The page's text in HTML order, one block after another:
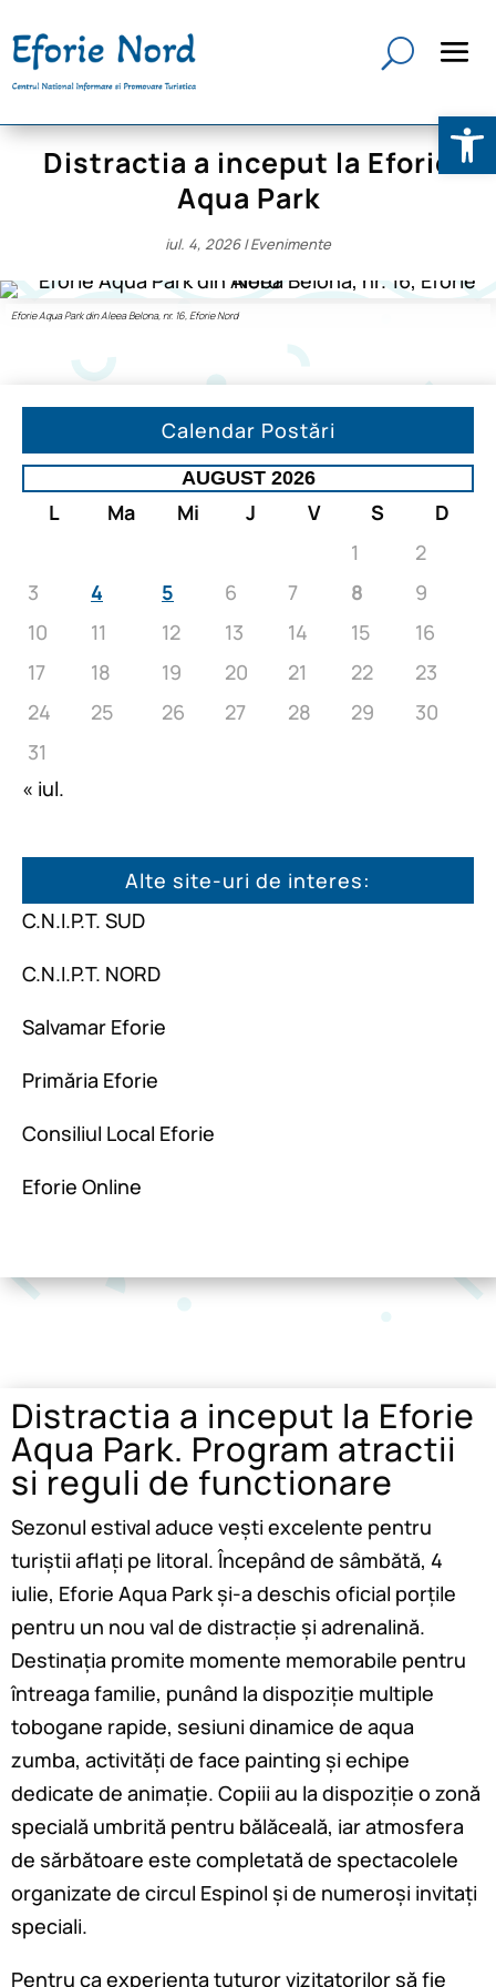
Distractia a inceput la Eforie
Aqua Park
iul. 4, 2026|Evenimente
Eforie Aqua Park din Aleea Belona, nr. 16, Eforie Nord
Calendar Postări
AUGUST 2026
L Ma Mi J V S
D
1
2
3
4 5 6 7 8
9
10
11 12 13 14 15
16
17
18 19 20 21 22
23
24
25 26 27 28 29
30
31
« iul.
Alte site-uri de interes:
C.N.I.P.T. SUD
C.N.I.P.T. NORD
Salvamar Eforie
Primăria Eforie
Consiliul Local Eforie
Eforie Online
Distractia a inceput la Eforie
Aqua Park. Program atractii
si reguli de functionare
Sezonul estival aduce vești excelente pentru
turiștii aflați pe litoral. Începând de sâmbătă, 4
iulie, Eforie Aqua Park și-a deschis oficial porțile
pentru un nou val de distracție și adrenalină.
Destinația promite momente memorabile pentru
întreaga familie, punând la dispoziție multiple
tobogane rapide, sesiuni dinamice de aqua
zumba, activități de face painting și echipe
dedicate de animație. Copiii au la dispoziție o zonă
specială umbrită pentru bălăceală, iar atmosfera
de sărbătoare este completată de spectacolele
organizate de circul Espinol și de numeroși invitați
speciali.
Pentru ca experiența tuturor vizitatorilor să fie